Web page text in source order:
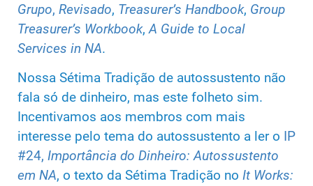
Grupo, Revisado, Treasurer’s Handbook, Group
Treasurer’s Workbook,A Guide to Local
Services in NA.
Nossa Sétima Tradição de autossustento não
fala só de dinheiro, mas este folheto sim.
Incentivamos aos membros com mais
interesse pelo tema do autossustento a ler o IP
#24, Importância do Dinheiro: Autossustento
em NA, o texto da Sétima Tradição no It Works: